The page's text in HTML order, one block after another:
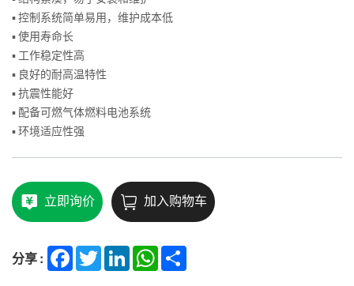
▪ 控制系统简单易用，维护成本低
▪ 使用寿命长
▪ 工作稳定性高
▪ 良好的耐高温特性
▪ 抗震性能好
▪ 配备可燃气体燃料电池系统
▪ 环境适应性强
立即询价 加入购物车
分享 : Facebook
TwitterLinkedInWhatsApp